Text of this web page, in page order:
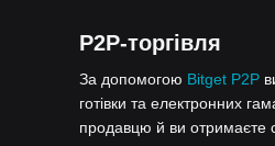
P2P-торгівля
За допомогою Bitget P2P
готівки та електронних
продавцю й ви отримаєте